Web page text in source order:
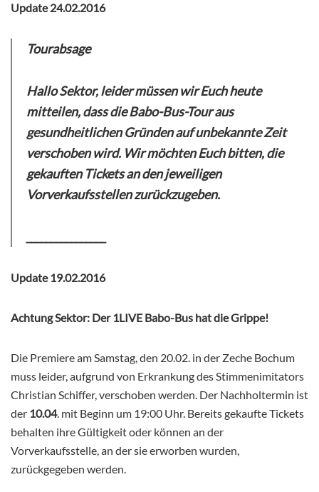
Update 24.02.2016
Tourabsage
Hallo Sektor, leider müssen wir Euch heute
mitteilen, dass die Babo-Bus-Tour aus
gesundheitlichen Gründen auf unbekannte Zeit
verschoben wird. Wir möchten Euch bitten, die
gekauften Tickets an den jeweiligen
Vorverkaufsstellen zurückzugeben.
Update 19.02.2016
Achtung Sektor: Der 1LIVE Babo-Bus hat die Grippe!
Die Premiere am Samstag, den 20.02. in der Zeche Bochum
muss leider, aufgrund von Erkrankung des Stimmenimitators
Christian Schiffer, verschoben werden. Der Nachholtermin ist
der 10.04. mit Beginn um 19:00 Uhr. Bereits gekaufte Tickets
behalten ihre Gültigkeit oder können an der
Vorverkaufsstelle, an der sie erworben wurden,
zurückgegeben werden.